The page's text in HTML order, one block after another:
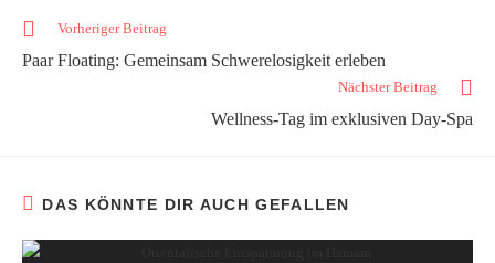
Vorheriger Beitrag
Paar Floating: Gemeinsam Schwerelosigkeit erleben
Nächster Beitrag
Wellness-Tag im exklusiven Day-Spa
DAS KÖNNTE DIR AUCH GEFALLEN